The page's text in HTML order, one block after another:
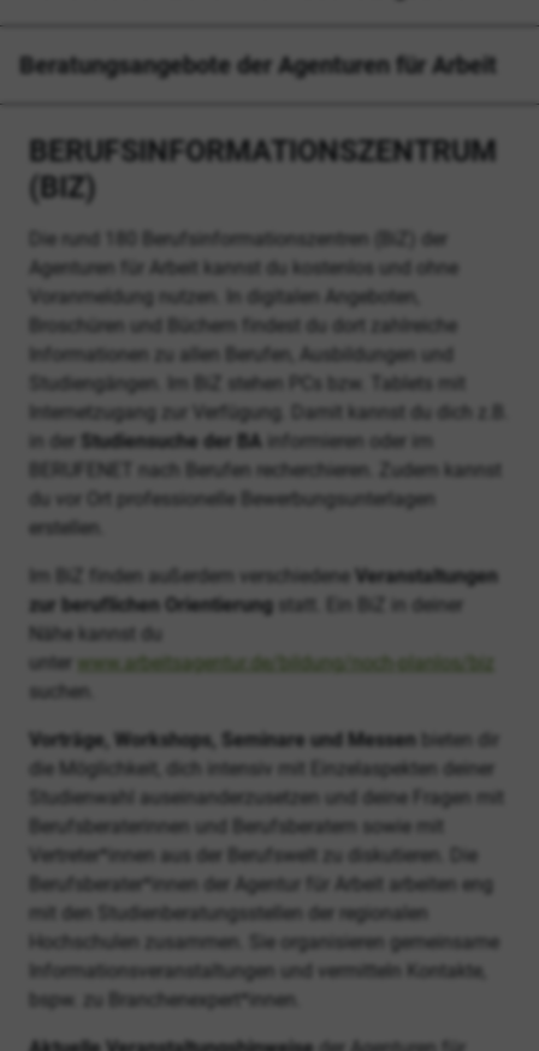
Beratungsangebote der Agenturen für Arbeit
BERUFSINFORMATIONSZENTRUM
(BIZ)
Die rund 180 Berufsinformationszentren (BiZ) der
Agenturen für Arbeit kannst du kostenlos und ohne
Voranmeldung nutzen. In digitalen Angeboten,
Broschüren und Büchern findest du dort zahlreiche
Informationen zu allen Berufen, Ausbildungen und
Studiengängen. Im BiZ stehen PCs bzw. Tablets mit
Internetzugang zur Verfügung. Damit kannst du dich z.B.
in der
Studiensuche der BA
informieren oder im
BERUFENET nach Berufen recherchieren. Zudem kannst
du vor Ort professionelle Bewerbungsunterlagen
erstellen.
Im BiZ finden außerdem verschiedene Veranstaltungen
zur beruflichen Orientierung statt. Ein BiZ in deiner
Nähe kannst du
unter www.arbeitsagentur.de/bildung/noch-planlos/biz
suchen.
Vorträge, Workshops, Seminare und Messen bieten dir
die Möglichkeit, dich intensiv mit Einzelaspekten deiner
Studienwahl auseinanderzusetzen und deine Fragen mit
Berufsberaterinnen und Berufsberatern sowie mit
Vertreter*innen aus der Berufswelt zu diskutieren. Die
Berufsberater*innen der Agentur für Arbeit arbeiten eng
mit den Studienberatungsstellen der regionalen
Hochschulen zusammen. Sie organisieren gemeinsame
Informationsveranstaltungen und vermitteln Kontakte,
bspw. zu Branchenexpert*innen.